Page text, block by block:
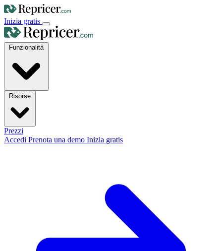
Inizia gratis
Funzionalità
Prezzi
Accedi Prenota una demo Inizia gratis